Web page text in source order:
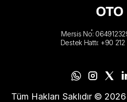
Mersis No:
Destek Hattı: +90
Tüm Hakları Saklıdır ©